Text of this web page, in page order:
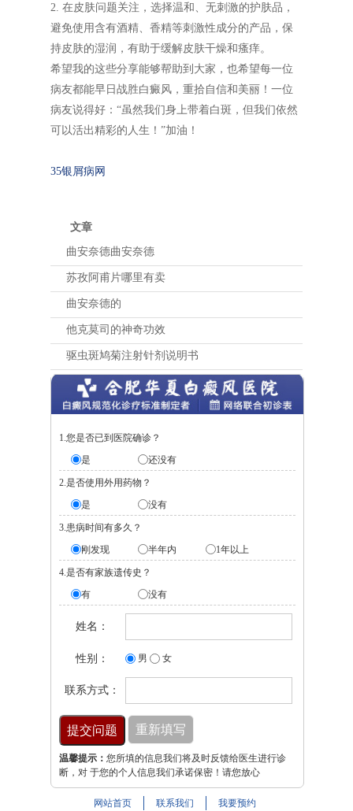
2. 在皮肤问题关注，选择温和、无刺激的护肤品，
避免使用含有酒精、香精等刺激性成分的产品，保
持皮肤的湿润，有助于缓解皮肤干燥和瘙痒。
希望我的这些分享能够帮助到大家，也希望每一位
病友都能早日战胜白癜风，重拾自信和美丽！一位
病友说得好：“虽然我们身上带着白斑，但我们依然
可以活出精彩的人生！”加油！
35银屑病网
文章
曲安奈德曲安奈德
苏孜阿甫片哪里有卖
曲安奈德的
他克莫司的神奇功效
驱虫斑鸠菊注射针剂说明书
1.您是否已到医院确诊？
是
还没有
2.是否使用外用药物？
是
没有
3.患病时间有多久？
刚发现
半年内 1年以上
4.是否有家族遗传史？
有
没有
姓名：
性别： 男 女
联系方式：
温馨提示： 您所填的信息我们将及时反馈给医生进行诊
断，对 于您的个人信息我们承诺保密！请您放心
网站首页 联系我们 我要预约